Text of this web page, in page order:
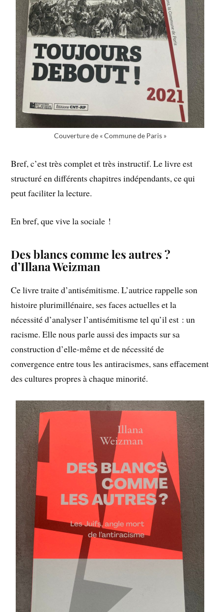
Couverture de « Commune de Paris »
Bref, c’est très complet et très instructif. Le livre est
structuré en différents chapitres indépendants, ce qui
peut faciliter la lecture.
En bref, que vive la sociale !
Des blancs comme les autres ?
d’Illana Weizman
Ce livre traite d’antisémitisme. L’autrice rappelle son
histoire plurimillénaire, ses faces actuelles et la
nécessité d’analyser l’antisémitisme tel qu’il est : un
racisme. Elle nous parle aussi des impacts sur sa
construction d’elle-même et de nécessité de
convergence entre tous les antiracismes, sans effacement
des cultures propres à chaque minorité.